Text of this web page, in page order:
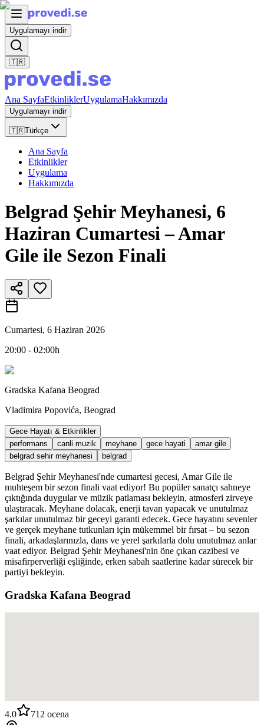
Uygulamayı indir
🇹🇷
Ana SayfaEtkinliklerUygulamaHakkımızda
Uygulamayı indir
🇹🇷Türkçe
Ana Sayfa
Etkinlikler
Uygulama
Hakkımızda
Belgrad Şehir Meyhanesi, 6
Haziran Cumartesi – Amar
Gile ile Sezon Finali
Cumartesi, 6 Haziran 2026
20:00 - 02:00h
Gradska Kafana Beograd
Vladimira Popovića, Beograd
Gece Hayatı & Etkinlikler
performans
canli muzik meyhane gece hayati
amar gile
belgrad sehir meyhanesi
belgrad
Belgrad Şehir Meyhanesi'nde cumartesi gecesi, Amar Gile ile
muhteşem bir sezon finali vaat ediyor! Bu popüler sanatçı sahneye
çıktığında duygular ve müzik patlaması bekleyin, atmosferi zirveye
ulaştıracak. Meyhane dolacak, enerji tavan yapacak ve unutulmaz
şarkılar unutulmaz bir geceyi garanti edecek. Gece hayatını sevenler
ve gerçek meyhane tutkunları için mükemmel bir fırsat – bu sezon
finali, arkadaşlarınızla, dans ve yerel şarkılarla dolu unutulmaz anlar
vaat ediyor. Belgrad Şehir Meyhanesi'nin öne çıkan cazibesi ve
misafirperverliği eşliğinde, erken sabah saatlerine kadar sürecek bir
partiyi bekleyin.
Gradska Kafana Beograd
4.0 712 ocena